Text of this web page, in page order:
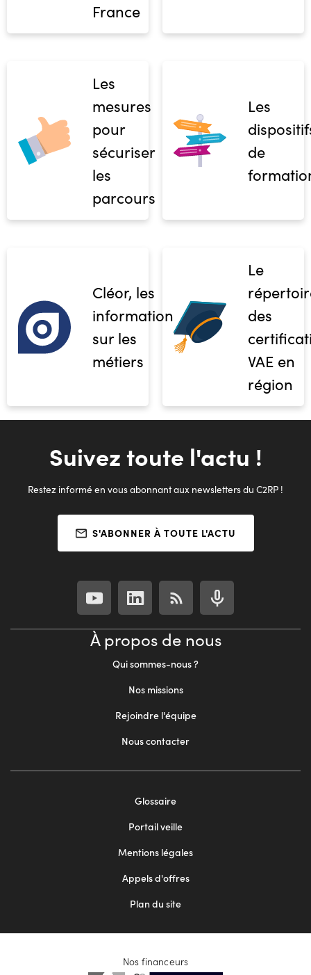
France
Les
mesures
pour
sécuriser
les
parcours
Les
de
Cléor, les
informations
sur les
métiers
Le
des
VAE en
région
Suivez toute l'actu !
Restez informé en vous abonnant aux newsletters du C2RP !
S'ABONNER À TOUTE L'ACTU
À propos de nous
Qui sommes-nous ?
Nos missions
Rejoindre l'équipe
Nous contacter
Glossaire
Portail veille
Mentions légales
Appels d'offres
Plan du site
Nos financeurs